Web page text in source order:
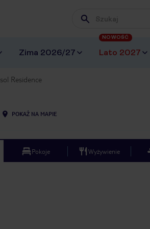
Wpisz frazę, której
Zima 2026/27 Lato 2027
NOWOŚĆ
Residence
POKAŻ NA MAPIE
Pokoje Wyżywienie